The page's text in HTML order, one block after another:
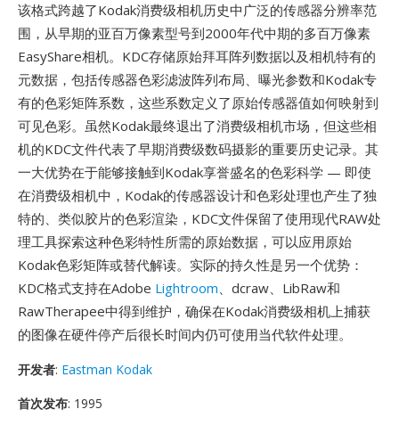
该格式跨越了Kodak消费级相机历史中广泛的传感器分辨率范
围，从早期的亚百万像素型号到2000年代中期的多百万像素
EasyShare相机。KDC存储原始拜耳阵列数据以及相机特有的
元数据，包括传感器色彩滤波阵列布局、曝光参数和Kodak专
有的色彩矩阵系数，这些系数定义了原始传感器值如何映射到
可见色彩。虽然Kodak最终退出了消费级相机市场，但这些相
机的KDC文件代表了早期消费级数码摄影的重要历史记录。其
一大优势在于能够接触到Kodak享誉盛名的色彩科学 — 即使
在消费级相机中，Kodak的传感器设计和色彩处理也产生了独
特的、类似胶片的色彩渲染，KDC文件保留了使用现代RAW处
理工具探索这种色彩特性所需的原始数据，可以应用原始
Kodak色彩矩阵或替代解读。实际的持久性是另一个优势：
KDC格式支持在Adobe Lightroom、dcraw、LibRaw和
RawTherapee中得到维护，确保在Kodak消费级相机上捕获
的图像在硬件停产后很长时间内仍可使用当代软件处理。
开发者: Eastman Kodak
首次发布: 1995